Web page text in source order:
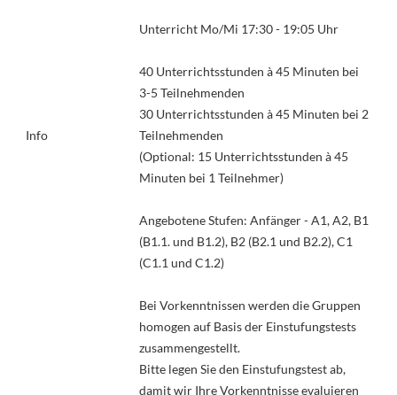
Info
Unterricht Mo/Mi 17:30 - 19:05 Uhr
40 Unterrichtsstunden à 45 Minuten bei
3-5 Teilnehmenden
30 Unterrichtsstunden à 45 Minuten bei 2
Teilnehmenden
(Optional: 15 Unterrichtsstunden à 45
Minuten bei 1 Teilnehmer)
Angebotene Stufen: Anfänger - A1, A2, B1
(B1.1. und B1.2), B2 (B2.1 und B2.2), C1
(C1.1 und C1.2)
Bei Vorkenntnissen werden die Gruppen
homogen auf Basis der Einstufungstests
zusammengestellt.
Bitte legen Sie den Einstufungstest ab,
damit wir Ihre Vorkenntnisse evaluieren